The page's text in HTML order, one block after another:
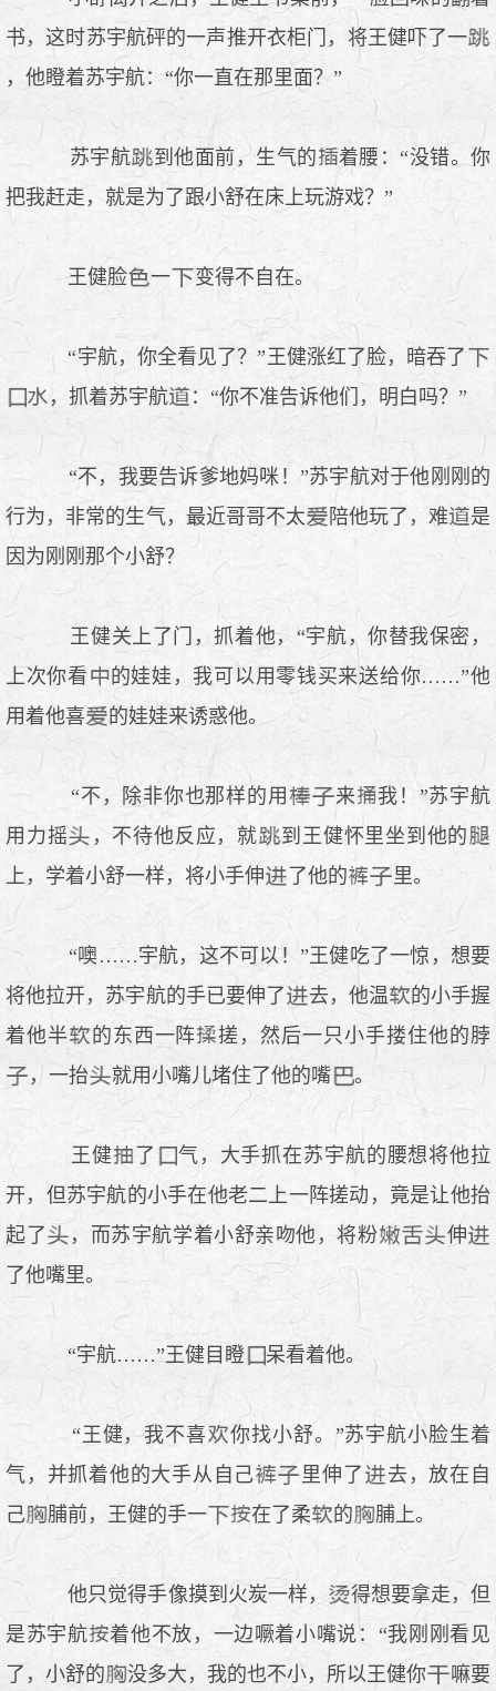
书，这时苏宇航砰的一声推开衣柜门，将王健吓了一
，他瞪着苏宇航：“你一直在那里面？”
苏宇航 到他面前，生气的
着腰：“没错。你
把我赶走，就是为了跟小舒在床上玩游戏？”
王健脸 一 变得不自在。
“宇航，你全看见了？”王健涨红了脸，暗吞了
，抓着苏宇航
：“你不准告诉他们，明白吗？”
“不，我要告诉爹地妈咪！”苏宇航对于他刚刚的
行为，非常的生气，最近哥哥不太
陪他玩了，难
是
因为刚刚那个小舒？
王健关上了门，抓着他，“宇航，你替我保密，
上次你看
的娃娃，我可以用零钱买来送给你……”他
用着他喜
的娃娃来诱惑他。
“不，除非你也那样的用 来
我！”苏宇航
用力摇
，不待他反应，就
到王健怀里坐到他的
上，学着小舒一样，将小手伸
了他的 里。
“噢……宇航，这不可以！”王健吃了一惊，想要
将他拉开，苏宇航的手已要伸了
去，他温
的小手握
着他半
的东西一阵
搓，然后一只小手搂住他的脖
，一抬
就用小嘴儿堵住了他的嘴 。
王健 了
气，大手抓在苏宇航的腰想将他拉
开，但苏宇航的小手在他老二上一阵搓动，竟是让他抬
起了
，而苏宇航学着小舒亲吻他，将粉
伸
了他嘴里。
“宇航……”王健目瞪 呆看着他。
“王健，我不喜
你找小舒。”苏宇航小脸生着
气，并抓着他的大手从自己
里伸了
去，放在自
己
脯前，王健的手一 在了柔 的 脯上。
他只觉得手像摸到火炭一样，
得想要拿走，但
是苏宇航
着他不放，一边噘着小嘴说：“我刚刚看见
了，小舒的
没多大，我的也不小，所以王健你
嘛要